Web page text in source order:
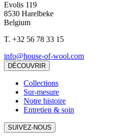
Evolis 119
8530 Harelbeke
Belgium
T. +32 56 78 33 15
info@house-of-wool.com
DÉCOUVRIR
Collections
Sur-mesure
Notre histoire
Entretien & soin
SUIVEZ-NOUS